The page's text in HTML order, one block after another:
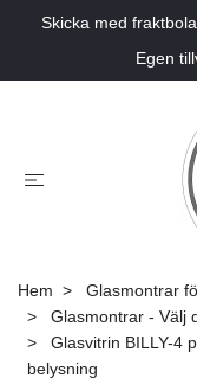
Skicka med
Egen
Hem
Glasmontrar
Glasmontrar - Välj
Glasvitrin BILLY-4
belysning